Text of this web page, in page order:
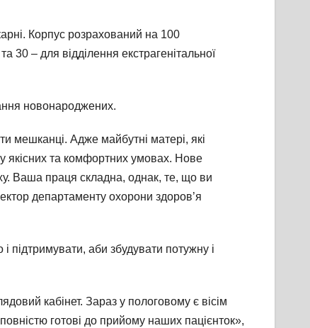
Корпус розрахований на 100
30 – для відділення екстрагенітальної
новонароджених.
мешканці. Адже майбутні матері, які
якісних та комфортних умовах. Нове
Ваша праця складна, однак, те, що ви
департаменту охорони здоров’я
підтримувати, аби збудувати потужну і
кабінет. Зараз у пологовому є вісім
готові до прийому наших пацієнток»,